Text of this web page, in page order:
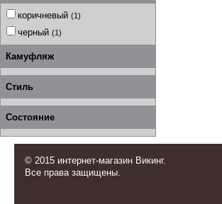
коричневый (1)
черный (1)
Камуфляж
Стиль
Состояние
© 2015 интернет-магазин Викинг.
Все права защищены.